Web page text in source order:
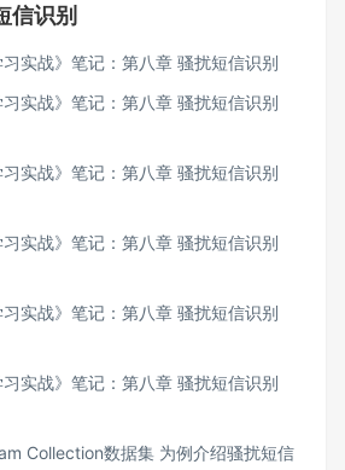
信识别
习实战》笔记：第八章 骚扰短信识别
习实战》笔记：第八章 骚扰短信识别
习实战》笔记：第八章 骚扰短信识别
习实战》笔记：第八章 骚扰短信识别
习实战》笔记：第八章 骚扰短信识别
习实战》笔记：第八章 骚扰短信识别
Collection数据集 为例介绍骚扰短信